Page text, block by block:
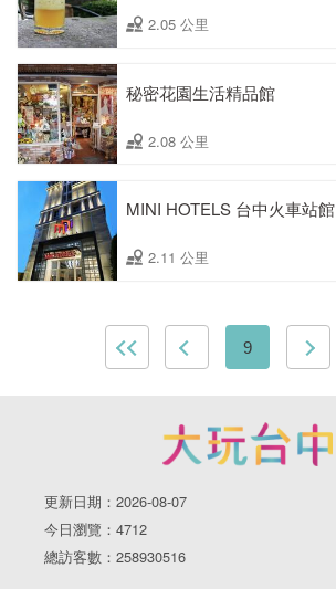
2.05 公里
秘密花園生活精品館
2.08 公里
MINI HOTELS 台中火車站館
2.11 公里
9
更新日期：2026-08-07
今日瀏覽：4712
總訪客數：258930516